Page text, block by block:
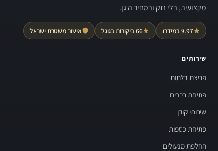
מקצועית, בלי נזק ובמחיר הוגן.
9.97 במידרג 66 ביקורות בגוגל אישור משטרת ישראל
שירותים
פריצת דלתות
פתיחת רכבים
שירותי קודן
פתיחת כספות
החלפת מנעולים